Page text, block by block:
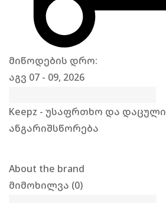
მიწოდების დრო:
აგვ 07 - 09, 2026
Keepz - უსაფრთხო და დაცული
ანგარიშსწორება
About the brand
მიმოხილვა (0)